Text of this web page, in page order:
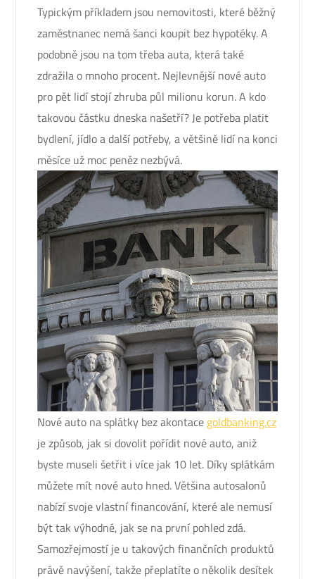
Typickým příkladem jsou nemovitosti, které běžný
zaměstnanec nemá šanci koupit bez hypotéky. A
podobně jsou na tom třeba auta, která také
zdražila o mnoho procent. Nejlevnější nové auto
pro pět lidí stojí zhruba půl milionu korun. A kdo
takovou částku dneska našetří? Je potřeba platit
bydlení, jídlo a další potřeby, a většině lidí na konci
měsíce už moc peněz nezbývá.
Nové auto na splátky bez akontace goldbanking.cz
je způsob, jak si dovolit pořídit nové auto, aniž
byste museli šetřit i více jak 10 let. Díky splátkám
můžete mít nové auto hned. Většina autosalonů
nabízí svoje vlastní financování, které ale nemusí
být tak výhodné, jak se na první pohled zdá.
Samozřejmostí je u takových finančních produktů
právě navýšení, takže přeplatíte o několik desítek